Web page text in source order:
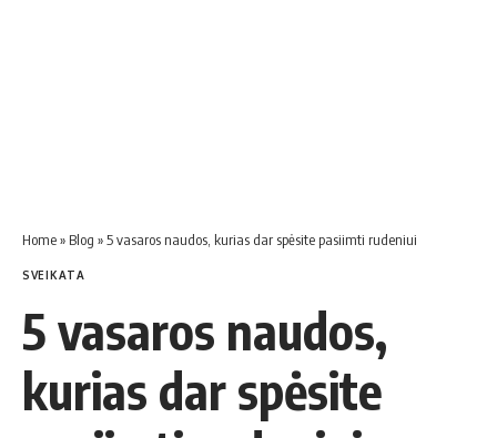
Home» Blog » 5 vasaros naudos, kurias dar spėsite pasiimti rudeniui
SVEIKATA
5 vasaros naudos,
kurias dar spėsite